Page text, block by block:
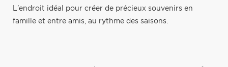
L'endroit idéal pour créer de précieux souvenirs en
famille et entre amis, au rythme des saisons.